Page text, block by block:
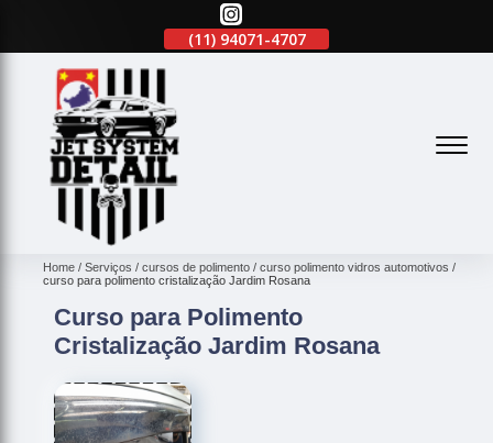
(11) 94071-4707 (11)
Home Serviços cursos de polimento
curso polimento vidros automotivos
curso para polimento cristalização Jardim Rosana
Curso para Polimento
Cristalização Jardim Rosana